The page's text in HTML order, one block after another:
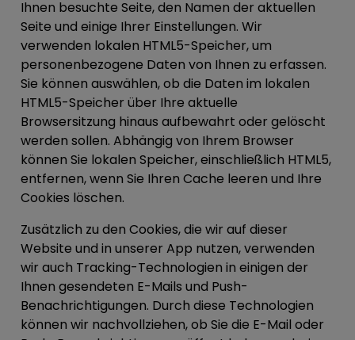
Ihnen besuchte Seite, den Namen der aktuellen
Seite und einige Ihrer Einstellungen. Wir
verwenden lokalen HTML5-Speicher, um
personenbezogene Daten von Ihnen zu erfassen.
Sie können auswählen, ob die Daten im lokalen
HTML5-Speicher über Ihre aktuelle
Browsersitzung hinaus aufbewahrt oder gelöscht
werden sollen. Abhängig von Ihrem Browser
können Sie lokalen Speicher, einschließlich HTML5,
entfernen, wenn Sie Ihren Cache leeren und Ihre
Cookies löschen.
Zusätzlich zu den Cookies, die wir auf dieser
Website und in unserer App nutzen, verwenden
wir auch Tracking-Technologien in einigen der
Ihnen gesendeten E-Mails und Push-
Benachrichtigungen. Durch diese Technologien
können wir nachvollziehen, ob Sie die E-Mail oder